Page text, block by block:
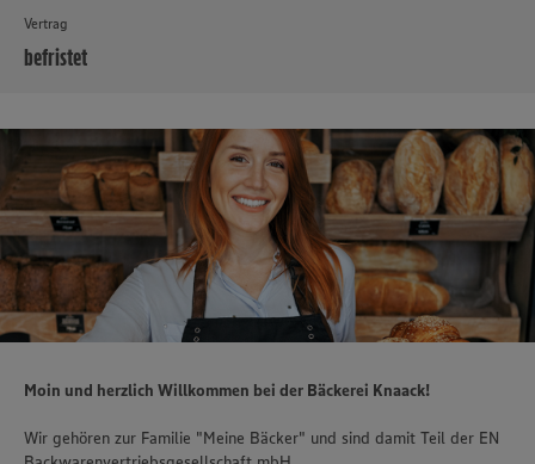
Vertrag
befristet
Moin und herzlich Willkommen bei der Bäckerei Knaack!
Wir gehören zur Familie "Meine Bäcker" und sind damit Teil der EN